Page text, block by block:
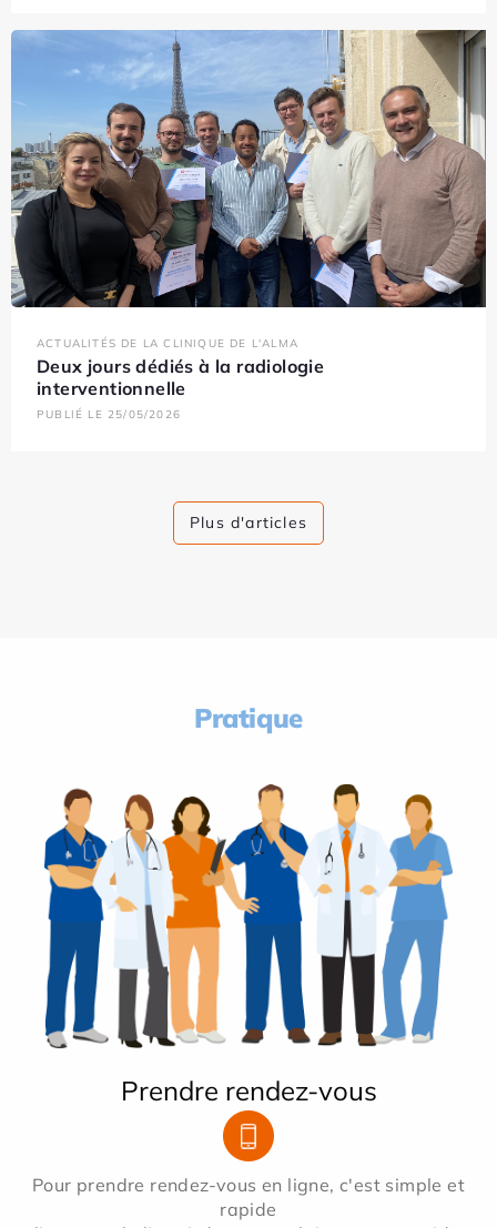
ACTUALITÉS DE LA CLINIQUE DE L'ALMA
Deux jours dédiés à la radiologie
interventionnelle
PUBLIÉ LE 25/05/2026
Plus d'articles
Pratique
Prendre rendez-vous
Pour prendre rendez-vous en ligne, c'est simple et
rapide